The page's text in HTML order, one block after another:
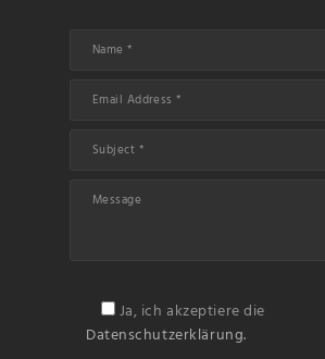
Ja, ich akzeptiere die
Datenschutzerklärung.